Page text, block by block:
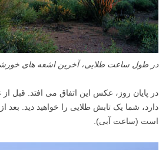
در طول ساعت طلایی، آخرین اشعه های
در پایان روز، عکس این اتفاق می افتد. قبل
دارد، شما یک تابش طلایی را خواهید دید.
است (ساعت آبی).